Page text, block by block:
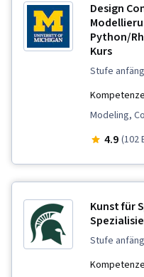
Design
Python/
Kurs
stufe
Modeling,
Logic, Data
Scripting
4.9 (102
Kunst für
stufe